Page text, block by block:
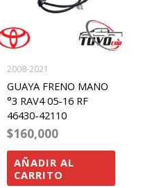
2008-2021
GUAYA FRENO MANO
°3 RAV4 05-16 RF
46430-42110
$160,000
AÑADIR AL
CARRITO